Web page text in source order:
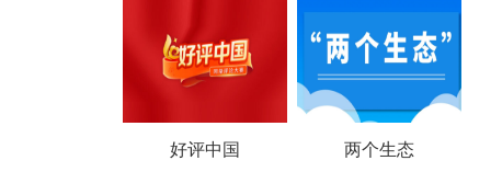
好评中国 两个生态